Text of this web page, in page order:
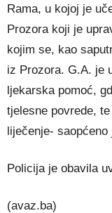
Rama, u kojoj je
Prozora koji je
kojim se, kao
iz Prozora. G.A. je
ljekarska pomoć,
tjelesne povrede,
liječenje-
Policija je obavila
(avaz.ba)